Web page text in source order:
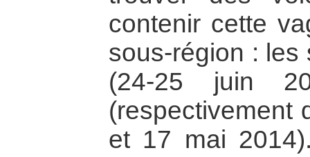
contenir cette
sous-région : les
(24-25 juin
(respectivement
et 17 mai